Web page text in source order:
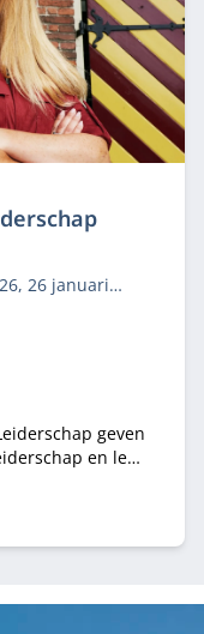
26 januari
geven
en leer